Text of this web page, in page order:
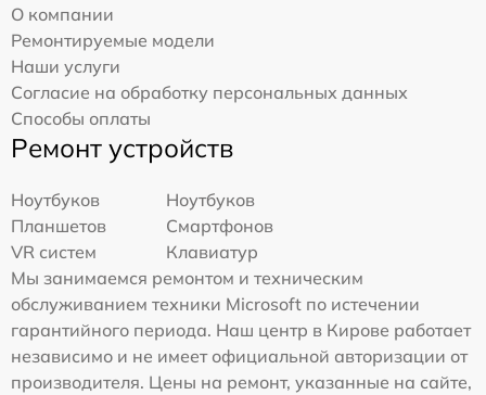
О компании
Ремонтируемые модели
Наши услуги
Согласие на обработку персональных данных
Способы оплаты
Ремонт устройств
Ноутбуков
Ноутбуков
Планшетов
Смартфонов
VR систем
Клавиатур
Мы занимаемся ремонтом и техническим
обслуживанием техники Microsoft по истечении
гарантийного периода. Наш центр в Кирове работает
независимо и не имеет официальной авторизации от
производителя. Цены на ремонт, указанные на сайте,